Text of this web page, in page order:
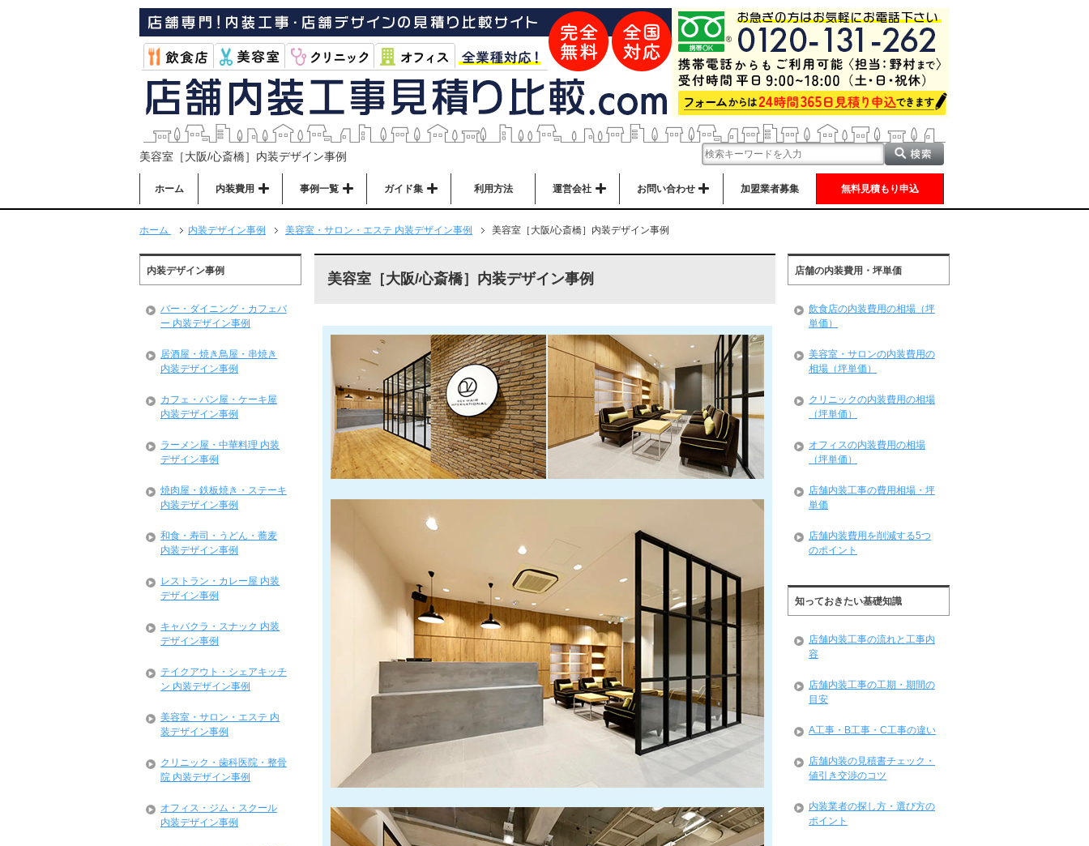
美容室［大阪/心斎橋］内装デザイン事例
ホーム 内装費用 事例一覧 ガイド集 利用方法 運営会社 お問い合わせ 加盟業者募集 無料見積もり申込
ホーム 内装デザイン事例 美容室・サロン・エステ 内装デザイン事例 美容室［大阪/心斎橋］内装デザイン事例
美容室［大阪/心斎橋］内装デザイン事例
内装デザイン事例
バー・ダイニング・カフェバ
ー 内装デザイン事例
居酒屋・焼き鳥屋・串焼き
内装デザイン事例
カフェ・パン屋・ケーキ屋
内装デザイン事例
ラーメン屋・中華料理 内装
デザイン事例
焼肉屋・鉄板焼き・ステーキ
内装デザイン事例
和食・寿司・うどん・蕎麦
内装デザイン事例
レストラン・カレー屋 内装
デザイン事例
キャバクラ・スナック 内装
デザイン事例
テイクアウト・シェアキッチ
ン 内装デザイン事例
美容室・サロン・エステ 内
装デザイン事例
クリニック・歯科医院・整骨
院 内装デザイン事例
オフィス・ジム・スクール
内装デザイン事例
店舗の内装費用・坪単価
飲食店の内装費用の相場（坪
単価）
美容室・サロンの内装費用の
相場（坪単価）
クリニックの内装費用の相場
（坪単価）
オフィスの内装費用の相場
（坪単価）
店舗内装工事の費用相場・坪
単価
店舗内装費用を削減する5つ
のポイント
知っておきたい基礎知識
店舗内装工事の流れと工事内
容
店舗内装工事の工期・期間の
目安
A工事・B工事・C工事の違い
店舗内装の見積書チェック・
値引き交渉のコツ
内装業者の探し方・選び方の
ポイント